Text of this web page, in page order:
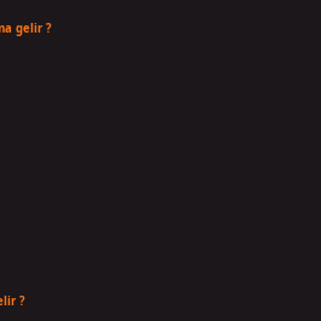
gelir ?
?